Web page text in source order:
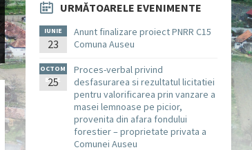
URMĂTOARELE EVENIMENTE
IUNIE
23
Anunt finalizare proiect PNRR C15
Comuna Auseu
OCTOM
BRIE
25
Proces-verbal privind
desfasurarea si rezultatul licitatiei
pentru valorificarea prin vanzare a
masei lemnoase pe picior,
provenita din afara fondului
forestier – proprietate privata a
Comunei Auseu